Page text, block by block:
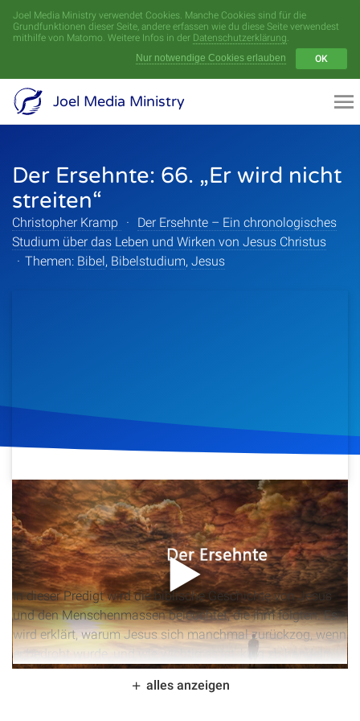
Joel Media Ministry verwendet Cookies. Manche Cookies sind für die
Grundfunktionen dieser Seite, andere erfassen wie du diese Seite verwendest
mithilfe von Matomo. Weitere Infos in der Datenschutzerklärung.
Nur notwendige Cookies erlauben
OK
Joel Media Ministry
Der Ersehnte: 66. „Er wird nicht
streiten“
Christopher Kramp ·
Der Ersehnte – Ein chronologisches
Studium über das Leben und Wirken von Jesus Christus
· Themen: Bibel, Bibelstudium, Jesus
14. Juli 2017 967Klicks Download
In dieser Predigt wird die biblische Geschichte von Jesus
und den Menschenmassen beleuchtet, die ihm folgten. Es
wird erklärt, warum Jesus sich manchmal zurückzog, wenn
er bedroht wurde, und wie wichtig es ist, klug zu handeln,
anstatt unnötige Konflikte zu suchen. Die Predigt betont,
dass Jesus nicht laut um sich selbst warb, sondern durch
alles anzeigen
Menü
Videoarchiv
Serien
Themen
Über Uns
Kontakt
Spenden